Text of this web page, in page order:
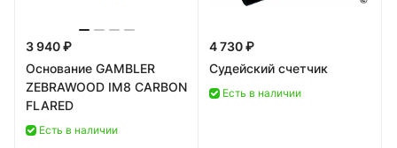
3 940 ₽
Основание GAMBLER
ZEBRAWOOD IM8 CARBON
FLARED
Есть в наличии
4 730 ₽
Судейский счетчик
Есть в наличии